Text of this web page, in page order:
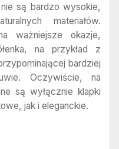
są bardzo wysokie,
materiałów.
ważniejsze okazje,
na przykład z
bardziej
Oczywiście, na
są wyłącznie klapki
jak i eleganckie.